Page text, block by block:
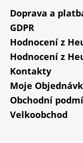
Doprava a
GDPR
Hodnocení z
Hodnocení z
Kontakty
Moje
Obchodní
Velkoobchod